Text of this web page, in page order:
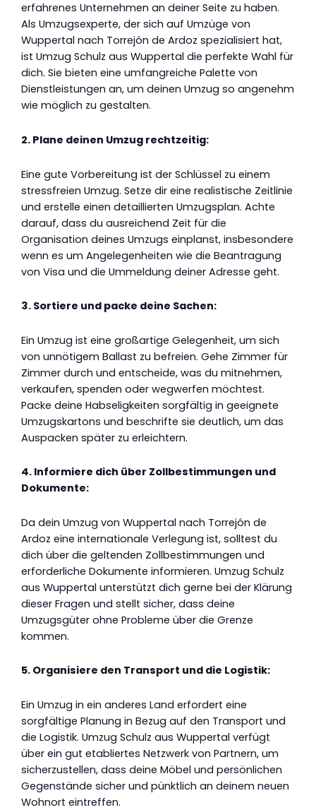
erfahrenes Unternehmen an deiner Seite zu haben.
Als Umzugsexperte, der sich auf Umzüge von
Wuppertal nach Torrejón de Ardoz spezialisiert hat,
ist Umzug Schulz aus Wuppertal die perfekte Wahl für
dich. Sie bieten eine umfangreiche Palette von
Dienstleistungen an, um deinen Umzug so angenehm
wie möglich zu gestalten.
2. Plane deinen Umzug rechtzeitig:
Eine gute Vorbereitung ist der Schlüssel zu einem
stressfreien Umzug. Setze dir eine realistische Zeitlinie
und erstelle einen detaillierten Umzugsplan. Achte
darauf, dass du ausreichend Zeit für die
Organisation deines Umzugs einplanst, insbesondere
wenn es um Angelegenheiten wie die Beantragung
von Visa und die Ummeldung deiner Adresse geht.
3. Sortiere und packe deine Sachen:
Ein Umzug ist eine großartige Gelegenheit, um sich
von unnötigem Ballast zu befreien. Gehe Zimmer für
Zimmer durch und entscheide, was du mitnehmen,
verkaufen, spenden oder wegwerfen möchtest.
Packe deine Habseligkeiten sorgfältig in geeignete
Umzugskartons und beschrifte sie deutlich, um das
Auspacken später zu erleichtern.
4. Informiere dich über Zollbestimmungen und
Dokumente:
Da dein Umzug von Wuppertal nach Torrejón de
Ardoz eine internationale Verlegung ist, solltest du
dich über die geltenden Zollbestimmungen und
erforderliche Dokumente informieren. Umzug Schulz
aus Wuppertal unterstützt dich gerne bei der Klärung
dieser Fragen und stellt sicher, dass deine
Umzugsgüter ohne Probleme über die Grenze
kommen.
5. Organisiere den Transport und die Logistik:
Ein Umzug in ein anderes Land erfordert eine
sorgfältige Planung in Bezug auf den Transport und
die Logistik. Umzug Schulz aus Wuppertal verfügt
über ein gut etabliertes Netzwerk von Partnern, um
sicherzustellen, dass deine Möbel und persönlichen
Gegenstände sicher und pünktlich an deinem neuen
Wohnort eintreffen.